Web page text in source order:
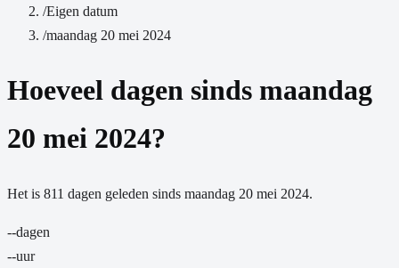
/Eigen datum
/maandag 20 mei 2024
Hoeveel dagen sinds maandag
20 mei 2024?
Het is 811 dagen geleden sinds maandag 20 mei 2024.
--dagen
--uur